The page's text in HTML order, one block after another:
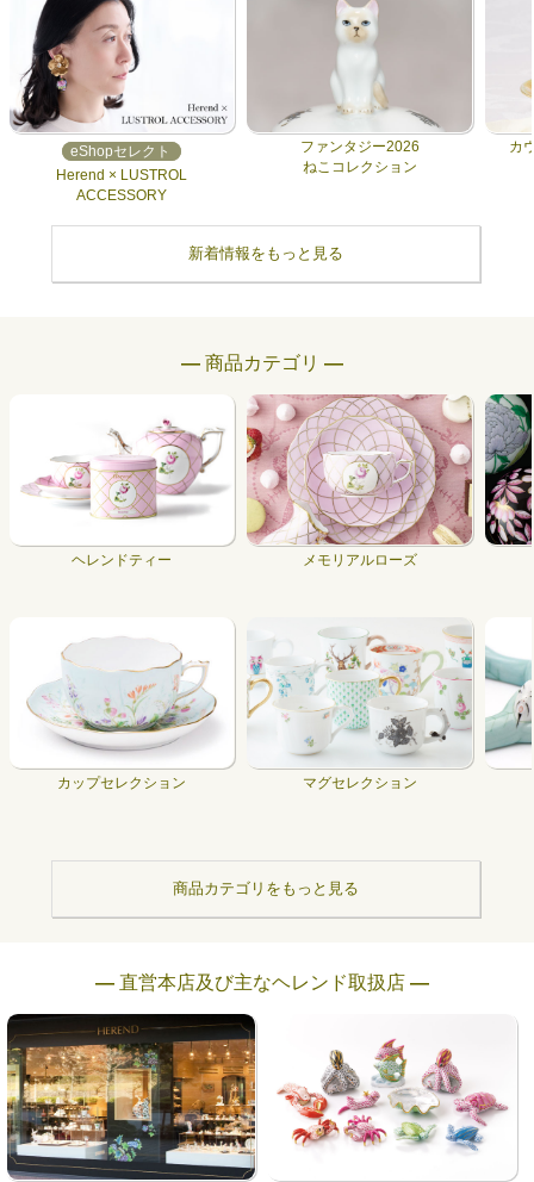
eShopセレクト
Herend × LUSTROL
ACCESSORY
ファンタジー2026
ねこコレクション
カ
新着情報をもっと見る
― 商品カテゴリ ―
ヘレンドティー
カップセレクション
メモリアルローズ
マグセレクション
商品カテゴリをもっと見る
― 直営本店及び主なヘレンド取扱店 ―